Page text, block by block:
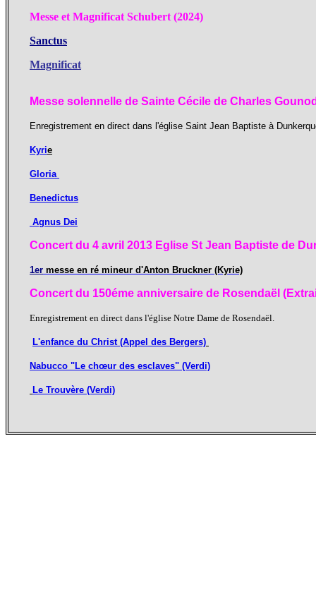
Messe et Magnificat Schubert (2024)
Sanctus
Magnificat
Messe solennelle de Sainte Cécile de Charles
Enregistrement en direct dans l'église Saint Jean Baptiste à
Kyrie
Gloria
Benedictus
Agnus Dei
Concert du 4 avril 2013 Eglise St Jean Baptiste de
1er messe en ré mineur d'Anton Bruckner (Kyrie)
Concert du 150éme anniversaire de Rosendaël
Enregistrement en direct dans l'église Notre Dame de Rosendaël.
L'enfance du Christ (Appel des Bergers)
Nabucco "Le chœur des esclaves" (Verdi)
Le Trouvère (Verdi)